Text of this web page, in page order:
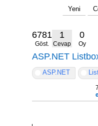
Yeni
6781
Göst.
1
Cevap
0
Oy
ASP.NET
ASP.NET